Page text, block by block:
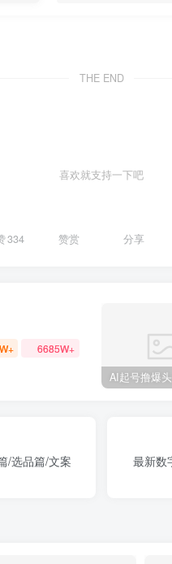
THE END
喜欢就支持一下吧
334 赞赏 分享
6685W+
/选品篇/文案
最新数